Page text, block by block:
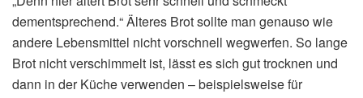
dementsprechend.“ Älteres Brot sollte man genauso wie
andere Lebensmittel nicht vorschnell wegwerfen. So lange
Brot nicht verschimmelt ist, lässt es sich gut trocknen und
dann in der Küche verwenden – beispielsweise für